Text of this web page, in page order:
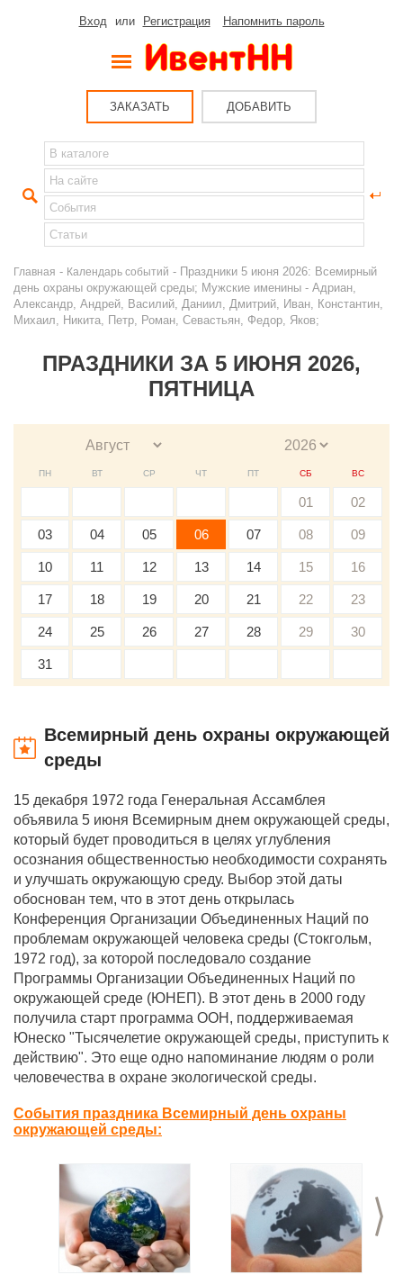
Вход или Регистрация Напомнить пароль
ЗАКАЗАТЬ ДОБАВИТЬ
Главная - Календарь событий - Праздники 5 июня 2026: Всемирный
день охраны окружающей среды; Мужские именины - Адриан,
Александр, Андрей, Василий, Даниил, Дмитрий, Иван, Константин,
Михаил, Никита, Петр, Роман, Севастьян, Федор, Яков;
ПРАЗДНИКИ ЗА 5 ИЮНЯ 2026,
ПЯТНИЦА
ПН ВТ СР ЧТ ПТ СБ ВС
01 02
03 04 05 06 07 08 09
10 11 12 13 14 15 16
17 18 19 20 21 22 23
24 25 26 27 28 29 30
31
Всемирный день охраны окружающей
среды
15 декабря 1972 года Генеральная Ассамблея
объявила 5 июня Всемирным днем окружающей среды,
который будет проводиться в целях углубления
осознания общественностью необходимости сохранять
и улучшать окружающую среду. Выбор этой даты
обоснован тем, что в этот день открылась
Конференция Организации Объединенных Наций по
проблемам окружающей человека среды (Стокгольм,
1972 год), за которой последовало создание
Программы Организации Объединенных Наций по
окружающей среде (ЮНЕП). В этот день в 2000 году
получила старт программа ООН, поддерживаемая
Юнеско "Тысячелетие окружающей среды, приступить к
действию". Это еще одно напоминание людям о роли
человечества в охране экологической среды.
События праздника Всемирный день охраны
окружающей среды:
>